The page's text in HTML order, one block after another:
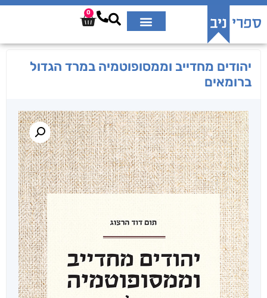
0
יהודים מחדייב וממסופוטמיה במרד הגדול
ברומאים